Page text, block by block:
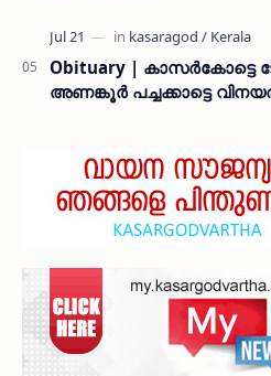
Obituary | കാസർകോട്ടെ
അണങ്കൂർ പച്ചക്കാട്ടെ